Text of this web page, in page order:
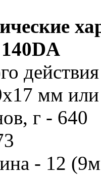
действия
мм
г - 640
- 12